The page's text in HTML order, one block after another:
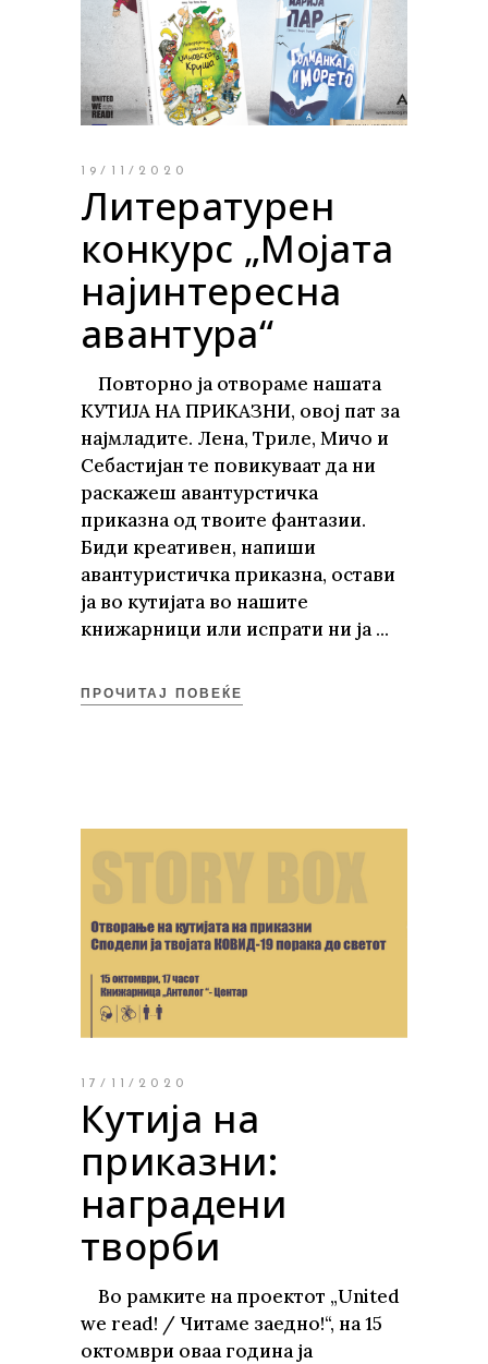
19/11/2020
Литературен
конкурс „Мојата
најинтересна
авантура“
Повторно ја отвораме нашата
КУТИЈА НА ПРИКАЗНИ, овој пат за
најмладите. Лена, Триле, Мичо и
Себастијан те повикуваат да ни
раскажеш авантурстичка
приказна од твоите фантазии.
Биди креативен, напиши
авантуристичка приказна, остави
ја во кутијата во нашите
книжарници или испрати ни ја
ПРОЧИТАЈ ПОВЕЌЕ
17/11/2020
Кутија на
приказни:
наградени
творби
Во рамките на проектот „United
we read! / Читаме заедно!“, на 15
октомври оваа година ја